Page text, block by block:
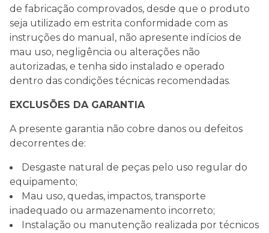
de fabricação comprovados, desde que o produto
seja utilizado em estrita conformidade com as
instruções do manual, não apresente indícios de
mau uso, negligência ou alterações não
autorizadas, e tenha sido instalado e operado
dentro das condições técnicas recomendadas.
EXCLUSÕES DA GARANTIA
A presente garantia não cobre danos ou defeitos
decorrentes de:
Desgaste natural de peças pelo uso regular do
equipamento;
Mau uso, quedas, impactos, transporte
inadequado ou armazenamento incorreto;
Instalação ou manutenção realizada por técnicos